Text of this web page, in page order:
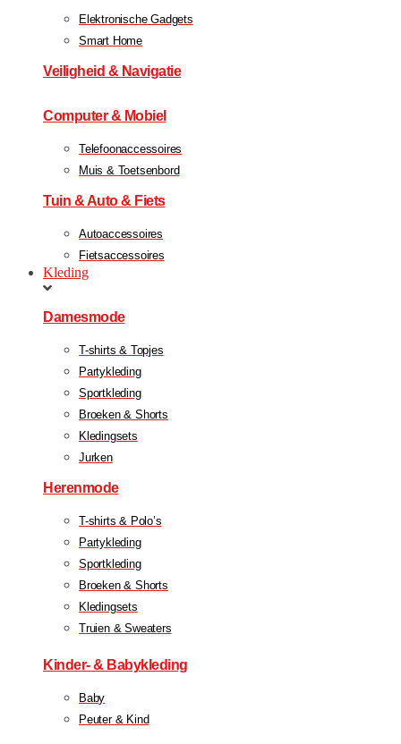
Elektronische Gadgets
Smart Home
Veiligheid & Navigatie
Computer & Mobiel
Telefoonaccessoires
Muis & Toetsenbord
Tuin & Auto & Fiets
Autoaccessoires
Fietsaccessoires
Kleding
Damesmode
T-shirts & Topjes
Partykleding
Sportkleding
Broeken & Shorts
Kledingsets
Jurken
Herenmode
T-shirts & Polo’s
Partykleding
Sportkleding
Broeken & Shorts
Kledingsets
Truien & Sweaters
Kinder- & Babykleding
Baby
Peuter & Kind